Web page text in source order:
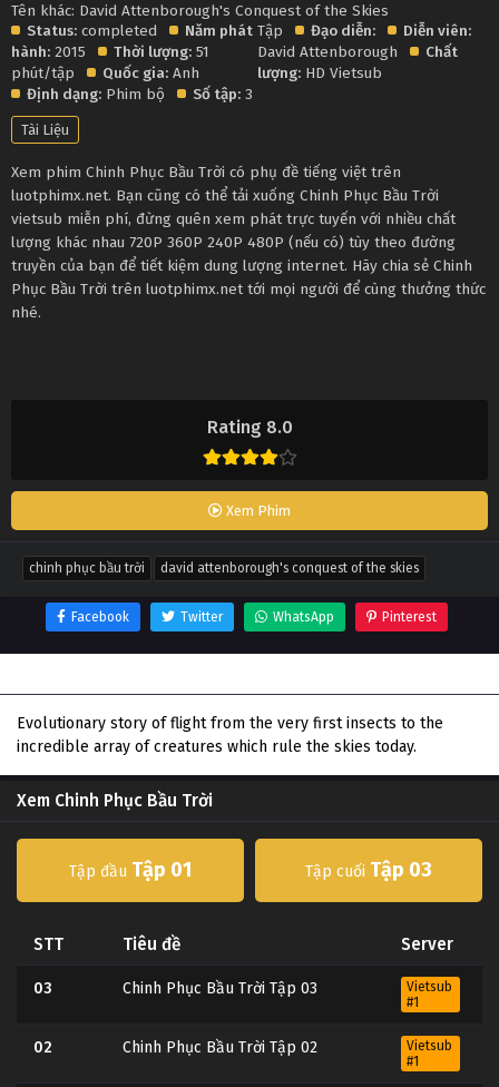
Rating 8.0
Xem Phim
Tên khác: David Attenborough's Conquest of the Skies
Status: completed
Năm phát
hành: 2015 Thời lượng: 51
phút/tập
Quốc gia: Anh
Định dạng: Phim bộ Số tập: 3
Tập Đạo diễn:
Diễn viên:
David Attenborough
Chất
lượng: HD Vietsub
Tài Liệu
Xem phim Chinh Phục Bầu Trời có phụ đề tiếng việt trên
luotphimx.net. Bạn cũng có thể tải xuống Chinh Phục Bầu Trời
vietsub miễn phí, đừng quên xem phát trực tuyến với nhiều chất
lượng khác nhau 720P 360P 240P 480P (nếu có) tùy theo đường
truyền của bạn để tiết kiệm dung lượng internet. Hãy chia sẻ Chinh
Phục Bầu Trời trên luotphimx.net tới mọi người để cùng thưởng thức
nhé.
chinh phục bầu trời david attenborough's conquest of the skies
Facebook Twitter WhatsApp Pinterest
Evolutionary story of flight from the very first insects to the
incredible array of creatures which rule the skies today.
Xem Chinh Phục Bầu Trời
Tập đầu Tập 01 Tập cuối Tập 03
STT Tiêu đề Server
03 Chinh Phục Bầu Trời Tập 03
Vietsub
#1
02 Chinh Phục Bầu Trời Tập 02
Vietsub
#1